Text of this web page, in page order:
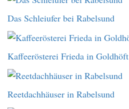
Das Schleiufer bei Rabelsund
Kaffeerösterei Frieda in Goldhöft
Reetdachhäuser in Rabelsund